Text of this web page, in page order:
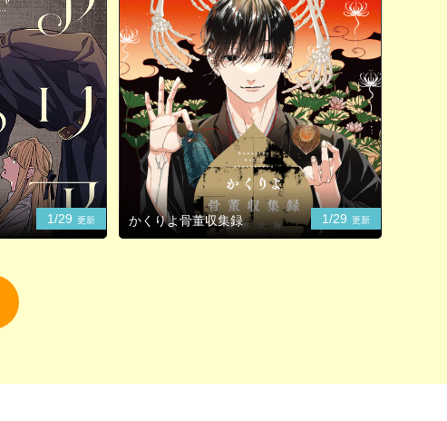
1/29 更新 かくりよ骨董収集録 1/29 更新